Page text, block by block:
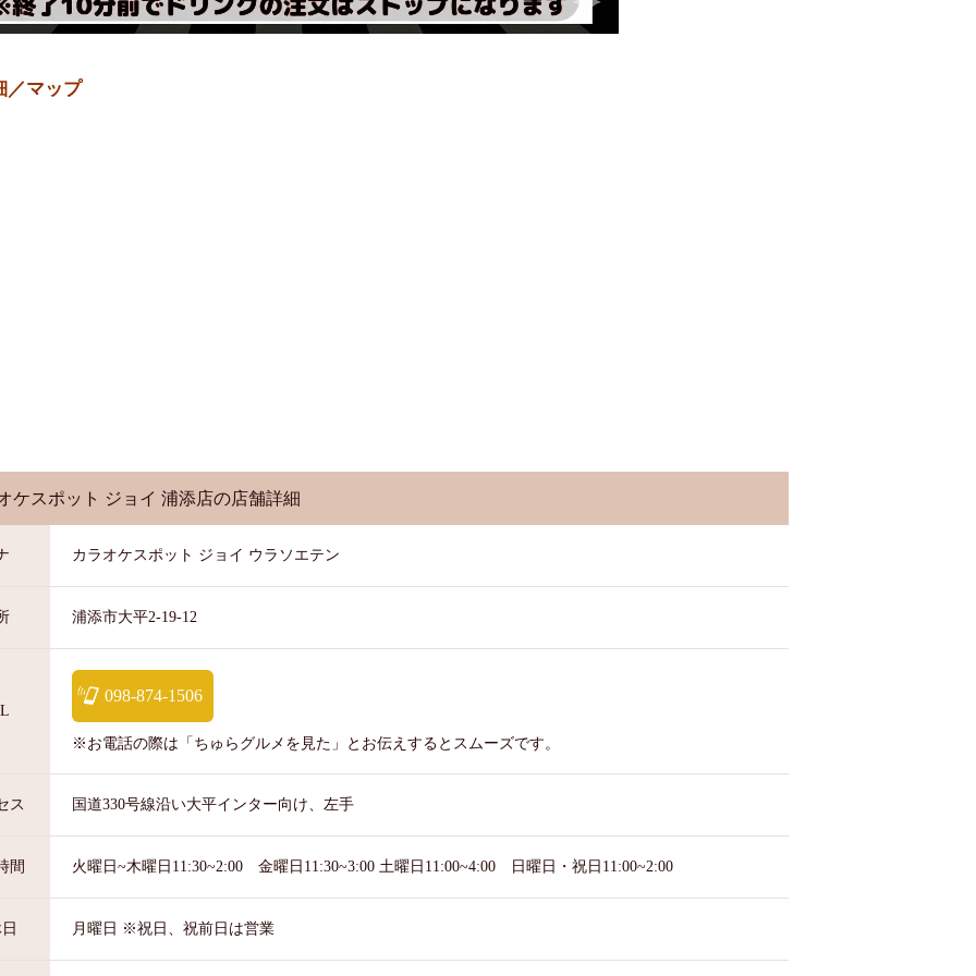
／マップ
ケスポット ジョイ 浦添店の店舗詳細
カラオケスポット ジョイ ウラソエテン
浦添市大平2-19-12
098-874-1506
※お電話の際は「ちゅらグルメを見た」とお伝えするとスムーズです。
ス 国道330号線沿い大平インター向け、左手
間 火曜日~木曜日11:30~2:00 金曜日11:30~3:00 土曜日11:00~4:00 日曜日・祝日11:00~2:00
月曜日 ※祝日、祝前日は営業